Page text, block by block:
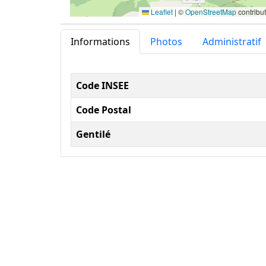
Leaflet | ©OpenStreetMap
Informations Photos Administratif
Informations
Code INSEE
Code Postal
Gentilé